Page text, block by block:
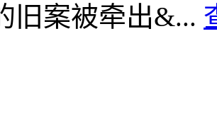
旧案被牵出&...